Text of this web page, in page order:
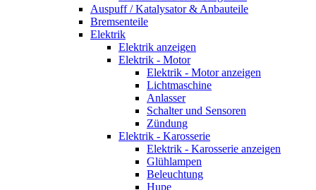
Auspuff / Katalysator & Anbauteile
Bremsenteile
Elektrik
Elektrik anzeigen
Elektrik - Motor
Elektrik - Motor anzeigen
Lichtmaschine
Anlasser
Schalter und Sensoren
Zündung
Elektrik - Karosserie
Elektrik - Karosserie anzeigen
Glühlampen
Beleuchtung
Hupe